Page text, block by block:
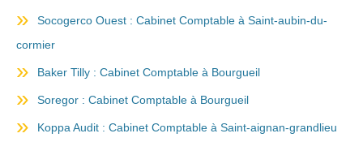
Socogerco Ouest : Cabinet Comptable à Saint-aubin-du-
cormier
Baker Tilly : Cabinet Comptable à Bourgueil
Soregor : Cabinet Comptable à Bourgueil
Koppa Audit : Cabinet Comptable à Saint-aignan-grandlieu